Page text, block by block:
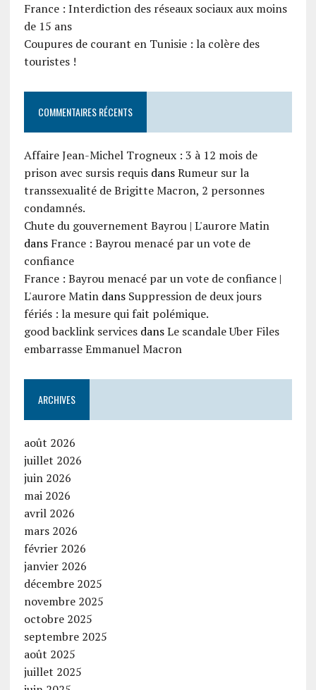
France : Interdiction des réseaux sociaux aux moins
de 15 ans
Coupures de courant en Tunisie : la colère des
touristes !
COMMENTAIRES RÉCENTS
Affaire Jean-Michel Trogneux : 3 à 12 mois de
prison avec sursis requisdansRumeur sur la
transsexualité de Brigitte Macron, 2 personnes
condamnés.
Chute du gouvernement Bayrou | L'aurore Matin
dans France : Bayrou menacé par un vote de
confiance
France : Bayrou menacé par un vote de confiance |
L'aurore Matindans Suppression de deux jours
fériés : la mesure qui fait polémique.
good backlink servicesdansLe scandale Uber Files
embarrasse Emmanuel Macron
ARCHIVES
août 2026
juillet 2026
juin 2026
mai 2026
avril 2026
mars 2026
février 2026
janvier 2026
décembre 2025
novembre 2025
octobre 2025
septembre 2025
août 2025
juillet 2025